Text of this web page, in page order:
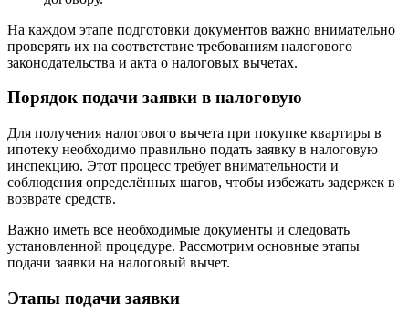
На каждом этапе подготовки документов важно внимательно
проверять их на соответствие требованиям налогового
законодательства и акта о налоговых вычетах.
Порядок подачи заявки в налоговую
Для получения налогового вычета при покупке квартиры в
ипотеку необходимо правильно подать заявку в налоговую
инспекцию. Этот процесс требует внимательности и
соблюдения определённых шагов, чтобы избежать задержек в
возврате средств.
Важно иметь все необходимые документы и следовать
установленной процедуре. Рассмотрим основные этапы
подачи заявки на налоговый вычет.
Этапы подачи заявки